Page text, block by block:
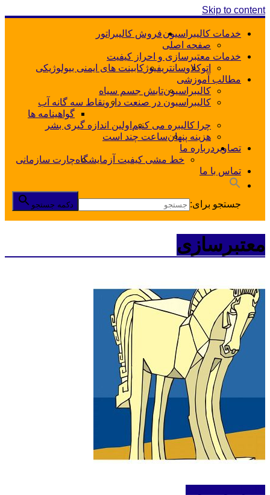
Skip to content
خدمات کالیبراسیون
صفحه اصلی
فروش کالیبراتور
خدمات معتبرسازی و احراز کیفیت
اتوکلاوسانتریفیوژ کابینت های ایمنی بیولوژیکی
مطالب آموزشی
کالیبراسیونتابش جسم سیاه
کالیبراسیون در صنعت دارونقاط سه گانه آب
گواهینامه ها
چرا کالیبره می کنیم اولین اندازه گیری بشر
هزینه پنهانساعت چند است
تصاویر درباره ما
خط مشی کیفیت آزمایشگاهچارت سازمانی
تماس با ما
جستجو برای: دکمه جستجو
معتبرسازی